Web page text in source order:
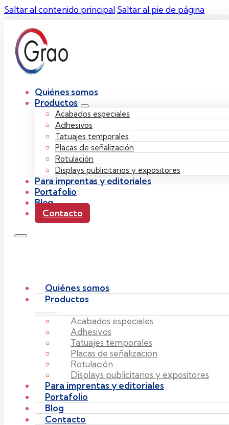
Saltar al contenido principal Saltar al pie de página
Quiénes somos
Productos
Acabados especiales
Adhesivos
Tatuajes temporales
Placas de señalización
Rotulación
Displays publicitarios y expositores
Para imprentas y editoriales
Portafolio
Blog
Contacto
Quiénes somos
Productos
Acabados especiales
Adhesivos
Tatuajes temporales
Placas de señalización
Rotulación
Displays publicitarios y expositores
Para imprentas y editoriales
Portafolio
Blog
Contacto